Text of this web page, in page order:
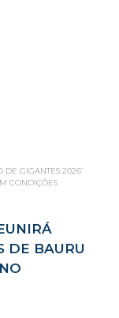
DE GIGANTES 2026’
CONDIÇÕES
DE BAURU